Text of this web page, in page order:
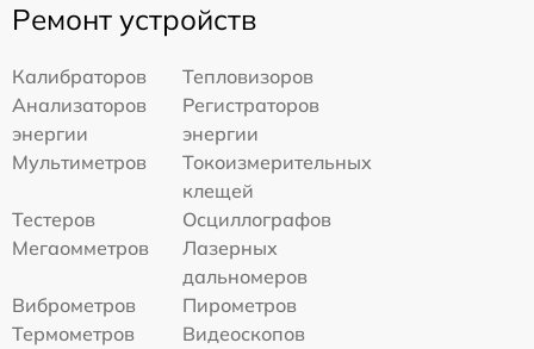
Ремонт устройств
Калибраторов
Тепловизоров
Анализаторов
энергии
Регистраторов
энергии
Мультиметров
Токоизмерительных
клещей
Тестеров
Осциллографов
Мегаомметров
Лазерных
дальномеров
Виброметров
Пирометров
Термометров
Видеоскопов